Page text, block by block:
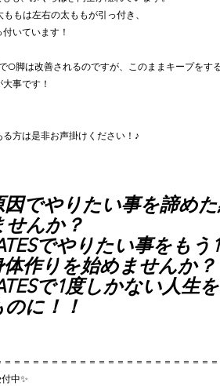
もは左右の太ももが引っ付き、
いています！
O脚は改善されるのですが、このままキープをす
事です！
方は是非お声掛けください！♪
でやりたい事を諦め
せんか？
でやりたい事をもう
体作りを始めませんか？
で1度しかない人生
に！！
＝＝＝＝＝＝＝＝＝＝＝＝＝＝＝＝＝＝＝＝＝＝
中✨